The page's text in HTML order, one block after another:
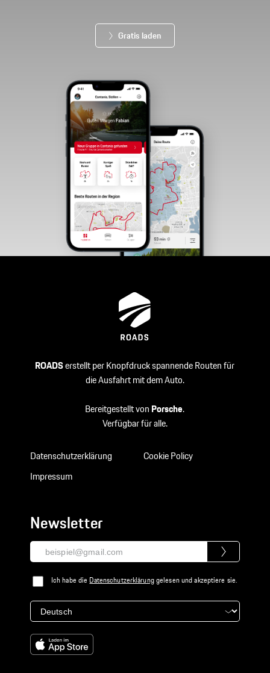
Gratis laden
ROADSerstellt per Knopfdruck spannende Routen für
die Ausfahrt mit dem Auto.
Bereitgestellt von Porsche.
Verfügbar für alle.
Datenschutzerklärung
Impressum
Cookie Policy
Newsletter
Ich habe die Datenschutzerklärunggelesen und akzeptiere sie.